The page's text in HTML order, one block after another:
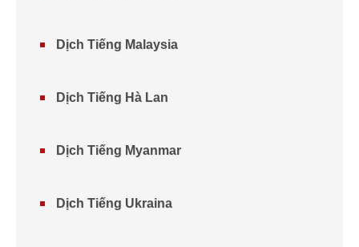
Dịch Tiếng Malaysia
Dịch Tiếng Hà Lan
Dịch Tiếng Myanmar
Dịch Tiếng Ukraina